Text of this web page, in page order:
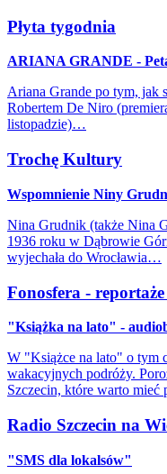
Płyta tygodnia
ARIANA GRANDE -
Ariana Grande po tym, jak
Robertem De Niro
listopadzie)…
Trochę Kultury
Wspomnienie Niny
Nina Grudnik (także Nina
1936 roku w Dąbrowie
wyjechała do Wrocławia…
Fonosfera - reportaże
"Książka na lato" -
W "Książce na lato" o tym
wakacyjnych podróży.
Szczecin, które warto
Radio Szczecin na
"SMS dla lokalsów"